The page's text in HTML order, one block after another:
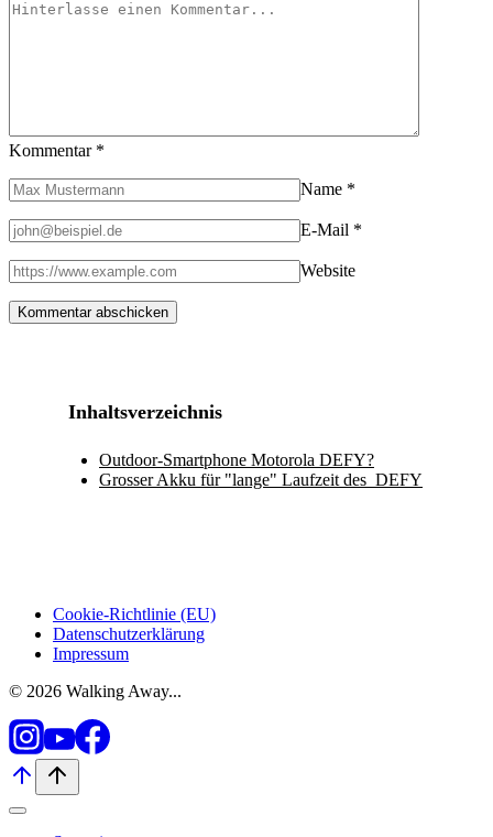
Kommentar *
Name *
E-Mail *
Website
Inhaltsverzeichnis
Outdoor-Smartphone Motorola DEFY?
Grosser Akku für "lange" Laufzeit des DEFY
Cookie-Richtlinie (EU)
Datenschutzerklärung
Impressum
© 2026 Walking Away...